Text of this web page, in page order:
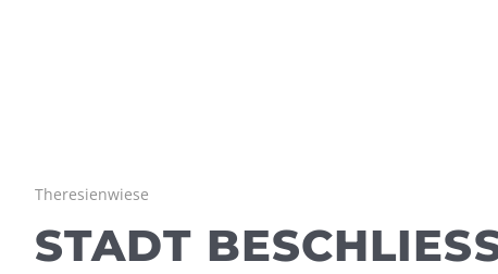
Theresienwiese
STADT